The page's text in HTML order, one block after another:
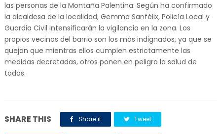
las personas de la Montaña Palentina. Según ha confirmado
la alcaldesa de la localidad, Gemma Sanfélix, Policía Local y
Guardia Civil intensificarán la vigilancia en la zona. Los
propios vecinos del barrio son los más indignados, ya que se
quejan que mientras ellos cumplen estrictamente las
medidas decretadas, otros ponen en peligro la salud de
todos.
SHARE THIS Share it Tweet